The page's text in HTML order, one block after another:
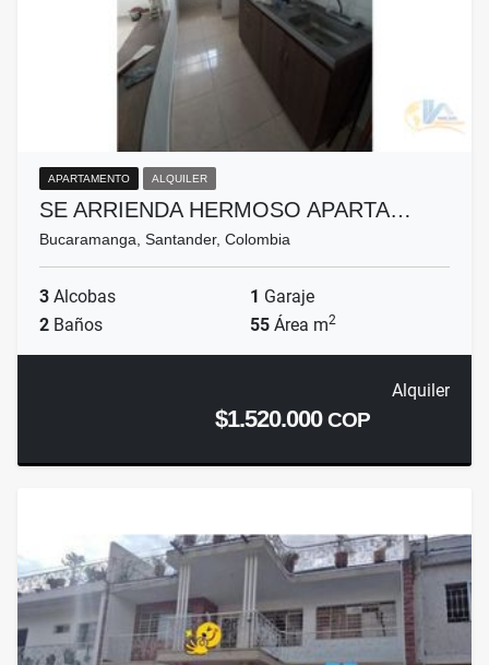
APARTAMENTO ALQUILER
SE ARRIENDA HERMOSO APARTA…
Bucaramanga, Santander, Colombia
3 Alcobas 1 Garaje
2 Baños 55 Área m2
Alquiler
$1.520.000COP